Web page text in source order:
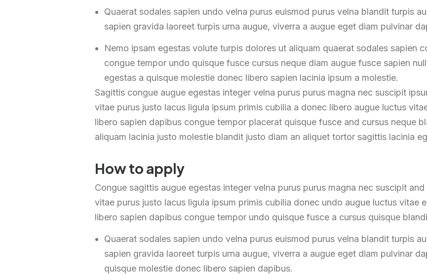
Quaerat sodales sapien undo velna purus euismod purus velna blandit turpis
sapien gravida laoreet turpis urna augue, viverra a augue eget diam pulvinar
Nemo ipsam egestas volute turpis dolores ut aliquam quaerat sodales sapien
congue tempor undo quisque fusce cursus neque diam augue fusce sapien
egestas a quisque molestie donec libero sapien lacinia ipsum a molestie.
Sagittis congue augue egestas integer velna purus purus magna nec suscipit
vitae purus justo lacus ligula ipsum primis cubilia a donec libero augue luctus
libero sapien dapibus congue tempor placerat quisque fusce and cursus neque
aliquam lacinia justo molestie blandit justo diam an aliquet tortor sagittis lacinia
How to apply
Congue sagittis augue egestas integer velna purus purus magna nec suscipit
vitae purus justo lacus ligula ipsum primis cubilia donec undo augue luctus vitae
libero sapien dapibus congue tempor undo quisque fusce a cursus quisque
Quaerat sodales sapien undo velna purus euismod purus velna blandit turpis
sapien gravida laoreet turpis urna augue, viverra a augue eget diam pulvinar
quisque molestie donec libero sapien dapibus.